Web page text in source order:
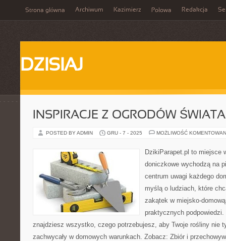
Strona główna Archiwum Kazimierz Połowa Redakcja
DZISIAJ
INSPIRACJE Z OGRODÓW ŚWIATA
POSTED BY ADMIN GRU - 7 - 2025 MOŻLIWOŚĆ
DzikiParapet.pl to miejsce
doniczkowe wychodzą na
centrum uwagi każdego
myślą o ludziach, które
zakątek w miejsko-
praktycznych
znajdziesz wszystko, czego potrzebujesz, aby Twoje rośliny nie
zachwycały w domowych warunkach. Zobacz: Zbiór i